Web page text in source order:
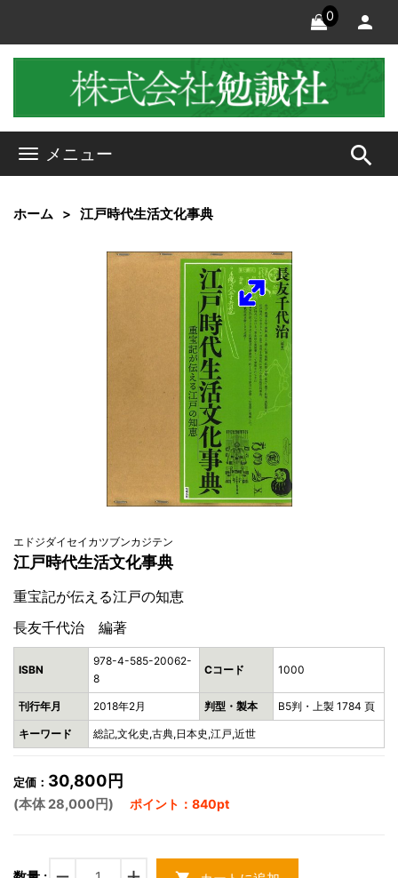
0
メニュー search
ホーム 江戸時代生活文化事典
エドジダイセイカツブンカジテン
江戸時代生活文化事典
重宝記が伝える江戸の知恵
長友千代治 編著
ISBN
978-4-585-20062-
8
Cコード 1000
刊行年月 2018年2月 判型・製本 B5判・上製 1784 頁
キーワード 総記,文化史,古典,日本史,江戸,近世
定価： 30,800円
(本体 28,000円) ポイント：840pt